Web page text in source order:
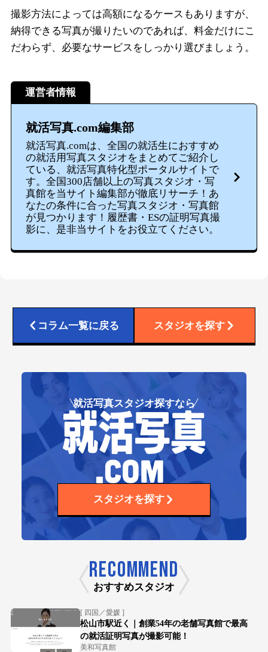
撮影方法によっては高額になるケースもありますが、
納得できる写真が撮りたいのであれば、料金だけにこ
だわらず、必要なサービスをしっかり選びましょう。
運営者情報
就活写真.com編集部
就活写真.comは、全国の就活生におすすめ
の就活用写真スタジオをまとめてご紹介し
ている、就活写真特化型ポータルサイトで
す。全国300店舗以上の写真スタジオ・写
真館を当サイト編集部が徹底リサーチ！あ
なたの条件に合った写真スタジオ・写真館
が見つかります！履歴書・ESの証明写真撮
影に、是非当サイトをお役立てください。
コラム一覧に戻る スタジオを探す
就活写真スタジオ探すなら
スタジオを探す
RECOMMEND
おすすめスタジオ
[ 四国／愛媛 ]
松山市駅近く｜創業54年の老舗写真館で最高
の就活証明写真が撮影可能！
美和写真館